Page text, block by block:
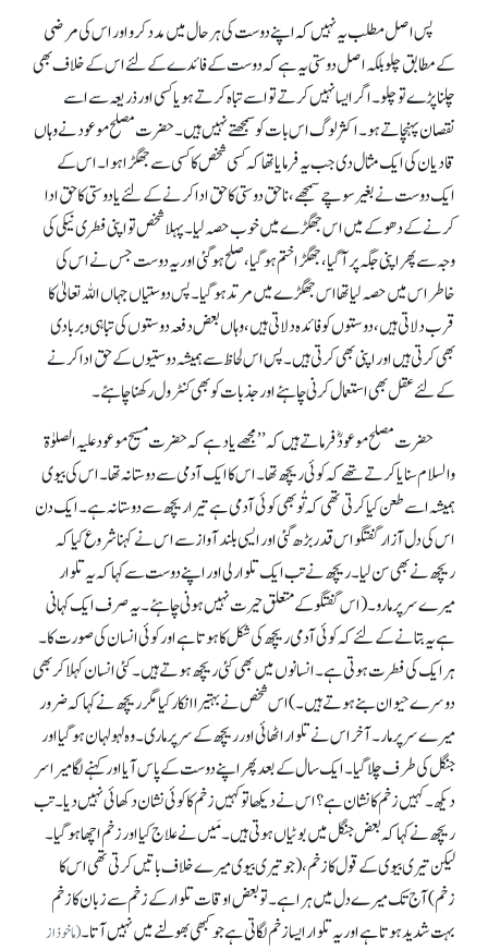
پس اصل مطلب یہ نہیں کہ اپنے دوست کی ہر حال میں مدد کرو اور اس کی مرضی
کے مطابق چلو بلکہ اصل دوستی یہ ہے کہ دوست کے فائدے کے لئے اس کے خلاف بھی
چلنا پڑے تو چلو۔ اگر ایسا نہیں کرتے تو اسے تباہ کرتے ہو یا کسی اور ذریعہ سے اسے
نقصان پہنچاتے ہو۔ اکثر لوگ اس بات کو سمجھتے نہیں ہیں۔ حضرت مصلح موعودنے وہاں
قادیان کی ایک مثال دی جب یہ فرمایا تھا کہ کسی شخص کا کسی سے جھگڑا ہوا۔ اس کے
ایک دوست نے بغیر سوچے سمجھے، ناحق دوستی کا حق ادا کرنے کے لئے یا دوستی کا حق ادا
کرنے کے دھوکے میں اس جھگڑے میں خوب حصہ لیا۔ پہلا شخص تو اپنی فطری نیکی کی
وجہ سے پھر اپنی جگہ پر آ گیا، جھگڑا ختم ہو گیا، صلح ہو گئی اور یہ دوست جس نے اس کی
خاطر اس میں حصہ لیا تھا اس جھگڑے میں مرتد ہو گیا۔ پس دوستیاں جہاں اللہ تعالیٰ کا
قرب دلاتی ہیں، دوستوں کو فائدہ دلاتی ہیں، وہاں بعض دفعہ دوستوں کی تباہی و بربادی
بھی کرتی ہیں اور اپنی بھی کرتی ہیں۔ پس اس لحاظ سے ہمیشہ دوستیوں کے حق ادا کرنے
کے لئے عقل بھی استعمال کرنی چاہئے اور جذبات کو بھی کنٹرول رکھنا چاہئے۔
حضرت مصلح موعودؓ فرماتے ہیں کہ ’’مجھے یاد ہے کہ حضرت مسیح موعود علیہ الصلوٰۃ
والسلام سنایا کرتے تھے کہ کوئی ریچھ تھا۔ اس کا ایک آدمی سے دوستانہ تھا۔ اس کی بیوی
ہمیشہ اسے طعن کیا کرتی تھی کہ تُو بھی کوئی آدمی ہے تیرا ریچھ سے دوستانہ ہے۔ ایک دن
اس کی دل آزار گفتگو اس قدر بڑھ گئی اور ایسی بلند آواز سے اس نے کہنا شروع کیا کہ
ریچھ نے بھی سن لیا۔ ریچھ نے تب ایک تلوار لی اور اپنے دوست سے کہا کہ یہ تلوار
میرے سر پر مارو۔ (اس گفتگو کے متعلق حیرت نہیں ہونی چاہئے۔ یہ صرف ایک کہانی
ہے یہ بتانے کے لئے کہ کوئی آدمی ریچھ کی شکل کا ہوتا ہے اور کوئی انسان کی صورت کا۔
ہر ایک کی فطرت ہوتی ہے۔ انسانوں میں بھی کئی ریچھ ہوتے ہیں۔ کئی انسان کہلا کر بھی
دوسرے حیوان بنے ہوتے ہیں۔) اس شخص نے بہتیرا انکار کیا مگر ریچھ نے کہا کہ ضرور
میرے سر پر مار۔ آخر اس نے تلوار اٹھائی اور ریچھ کے سر پر ماری۔ وہ لہولہان ہو گیا اور
جنگل کی طرف چلا گیا۔ ایک سال کے بعد پھر اپنے دوست کے پاس آیا اور کہنے لگا میرا سر
دیکھ۔ کہیں زخم کا نشان ہے؟ اس نے دیکھا تو کہیں زخم کا کوئی نشان دکھائی نہیں دیا۔ تب
ریچھ نے کہا کہ بعض جنگل میں بوٹیاں ہوتی ہیں۔ مَیں نے علاج کیا اور زخم اچھا ہو گیا۔
لیکن تیری بیوی کے قول کا زخم، (جو تیری بیوی میرے خلاف باتیں کرتی تھی اس کا
زخم) آج تک میرے دل میں ہرا ہے۔ تو بعض اوقات تلوار کے زخم سے زبان کا زخم
بہت شدید ہوتا ہے اور یہ تلوار ایسا زخم لگاتی ہے جو کبھی بھولنے میں نہیں آتا۔(ماخوذ از